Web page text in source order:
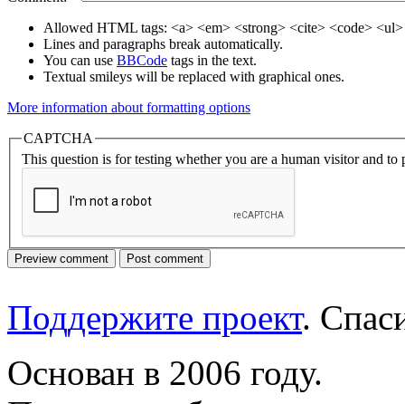
Allowed HTML tags: <a> <em> <strong> <cite> <code>
Lines and paragraphs break automatically.
You can use BBCode tags in the text.
Textual smileys will be replaced with graphical ones.
More information about formatting options
CAPTCHA
This question is for testing whether you are a human visitor and to
Поддержите проект.
Основан в 2006 году.